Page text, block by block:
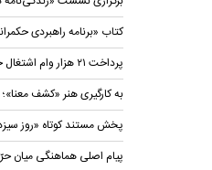
کتاب «برنامه راهبردی
پرداخت ۲۱ هزار وام اشتغال جدید به ایثارگران تا پایان سال
به کارگیری هنر «کشف معنا»؛
پخش مستند کوتاه «روز
پیام اصلی هماهنگی میان